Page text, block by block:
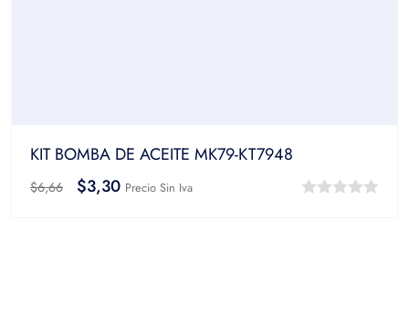
KIT BOMBA DE ACEITE MK79-KT7948
$6,66 $3,30 Precio Sin Iva